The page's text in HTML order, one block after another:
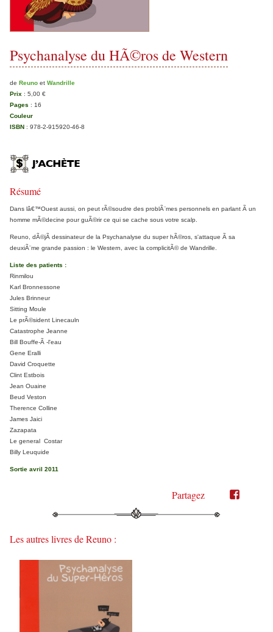
Psychanalyse du HÃ©ros de Western
de Reuno et Wandrille
Prix : 5,00 €
Pages : 16
Couleur
ISBN : 978-2-915920-46-8
Résumé
Dans lâ€™Ouest aussi, on peut rÃ©soudre des problÃ¨mes personnels en parlant Ã un
homme mÃ©decine pour guÃ©rir ce qui se cache sous votre scalp.
Reuno, dÃ©jÃ dessinateur de la Psychanalyse du super hÃ©ros, s'attaque Ã sa
deuxiÃ¨me grande passion : le Western, avec la complicitÃ© de Wandrille.
Liste des patients :
Rinmilou
Karl Bronnessone
Jules Brinneur
Sitting Moule
Le prÃ©sident Linecauln
Catastrophe Jeanne
Bill Bouffe-Ã -l'eau
Gene Eralli
David Croquette
Clint Estbois
Jean Ouaine
Beud Veston
Therence Colline
James Jaici
Zazapata
Le general Costar
Billy Leuquide
Sortie avril 2011
Partagez
Partager
Twitter"
Partager
Les autres livres de Reuno :